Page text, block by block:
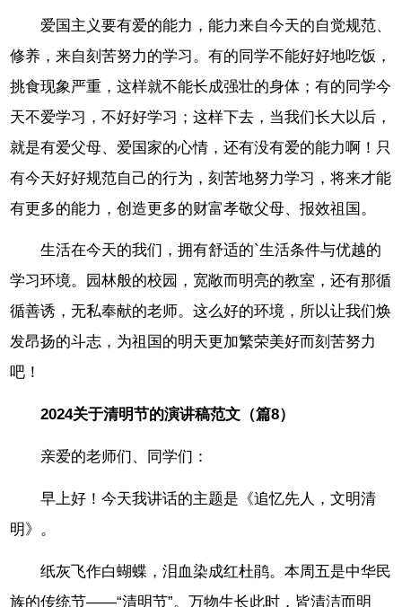
爱国主义要有爱的能力，能力来自今天的自觉规范、
修养，来自刻苦努力的学习。有的同学不能好好地吃饭，
挑食现象严重，这样就不能长成强壮的身体；有的同学今
天不爱学习，不好好学习；这样下去，当我们长大以后，
就是有爱父母、爱国家的心情，还有没有爱的能力啊！只
有今天好好规范自己的行为，刻苦地努力学习，将来才能
有更多的能力，创造更多的财富孝敬父母、报效祖国。
生活在今天的我们，拥有舒适的`生活条件与优越的
学习环境。园林般的校园，宽敞而明亮的教室，还有那循
循善诱，无私奉献的老师。这么好的环境，所以让我们焕
发昂扬的斗志，为祖国的明天更加繁荣美好而刻苦努力
吧！
2024关于清明节的演讲稿范文（篇8）
亲爱的老师们、同学们：
早上好！今天我讲话的主题是《追忆先人，文明清
明》。
纸灰飞作白蝴蝶，泪血染成红杜鹃。本周五是中华民
族的传统节——“清明节”。万物生长此时，皆清洁而明